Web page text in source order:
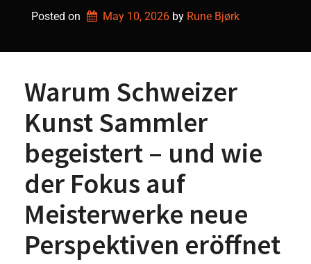
Posted on May 10, 2026 by Rune Bjørk
Warum Schweizer
Kunst Sammler
begeistert – und wie
der Fokus auf
Meisterwerke neue
Perspektiven eröffnet